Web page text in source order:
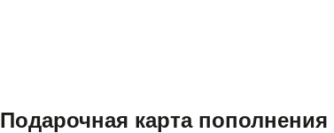
Подарочная карта пополнения